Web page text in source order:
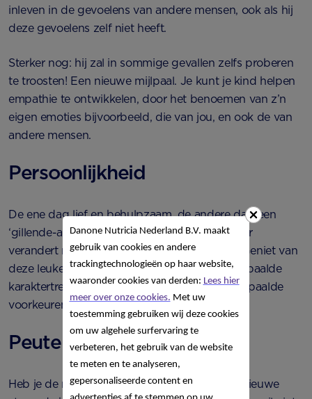
inleven in de gevoelens van andere mensen, ook als hij
deze gevoelens zelf niet heeft.
Sterker nog: hij zal in sommige gevallen zelfs proberen
te troosten! Een nieuwe mijlpaal. Je kunt je kind helpen
empathie te ontwikkelen, door het benoemen van z’n
eigen emoties bijvoorbeeld, die van jou, en ook de van
andere mensen.
Persoonlijkheid
De ene dag lief en behulpzaam, de andere dag een
‘gillende-achter-het-behang-plakker’: je peuter
verandert nog dagelijks van persoonlijkheid. Geniet van
deze leuke tijd! Want langzaamaan komen bepaalde
karaktertrekjes meer naar voren en worden bepaalde
voorkeuren steeds duidelijker.
Peuterpuberteit
Heb je de nee-fase gehad, dan steekt er een nieuwe
Danone Nutricia Nederland B.V. maakt
gebruik van cookies en andere
trackingtechnologieën op haar website,
waaronder cookies van derden: Lees hier
meer over onze cookies. Met uw
toestemming gebruiken wij deze cookies
om uw algehele surfervaring te
verbeteren, het gebruik van de website
te meten en te analyseren,
gepersonaliseerde content en